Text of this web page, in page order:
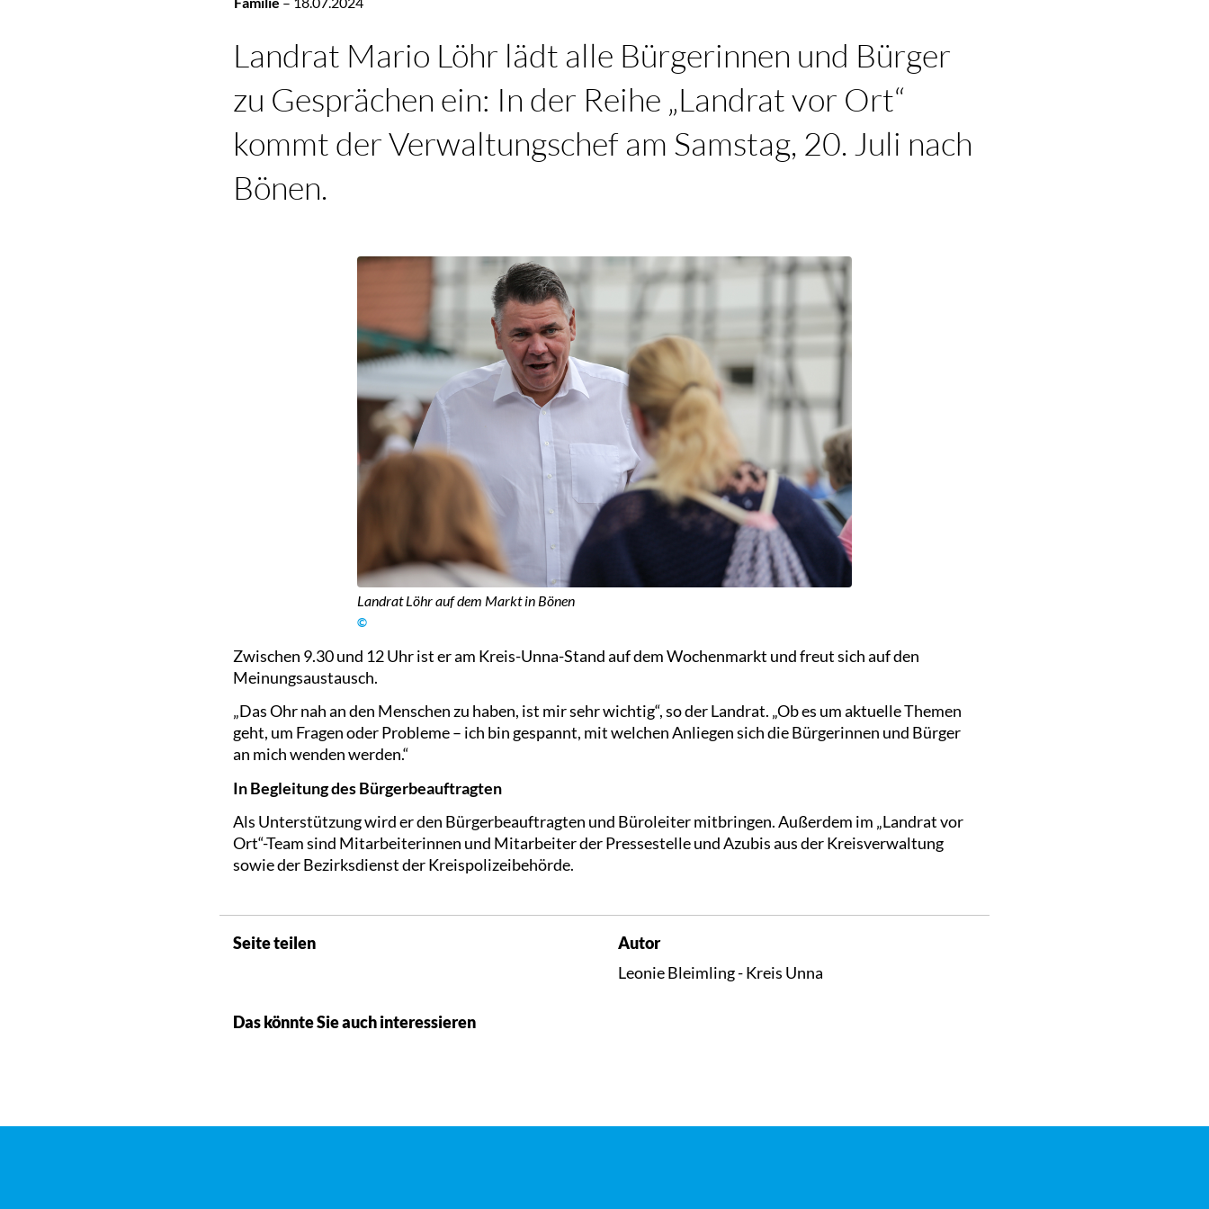
Landrat Mario Löhr lädt alle Bürgerinnen und Bürger
zu Gesprächen ein: In der Reihe „Landrat vor Ort“
kommt der Verwaltungschef am Samstag, 20. Juli nach
Bönen.
Landrat Löhr auf dem Markt in Bönen
©
Zwischen 9.30 und 12 Uhr ist er am Kreis-Unna-Stand auf dem Wochenmarkt und freut sich auf den
Meinungsaustausch.
„Das Ohr nah an den Menschen zu haben, ist mir sehr wichtig“, so der Landrat. „Ob es um aktuelle Themen
geht, um Fragen oder Probleme – ich bin gespannt, mit welchen Anliegen sich die Bürgerinnen und Bürger
an mich wenden werden.“
In Begleitung des Bürgerbeauftragten
Als Unterstützung wird er den Bürgerbeauftragten und Büroleiter mitbringen. Außerdem im „Landrat vor
Ort“-Team sind Mitarbeiterinnen und Mitarbeiter der Pressestelle und Azubis aus der Kreisverwaltung
sowie der Bezirksdienst der Kreispolizeibehörde.
Seite teilen
Autor
Leonie Bleimling - Kreis Unna
Das könnte Sie auch interessieren